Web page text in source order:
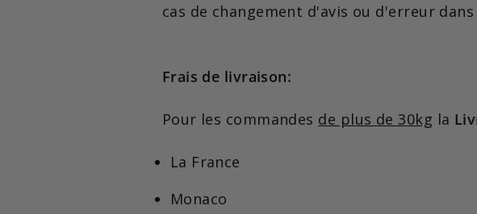
cas de changement d'avis ou d'erreur
Frais de livraison:
Pour les commandes de plus de 30kg la
La France
Monaco